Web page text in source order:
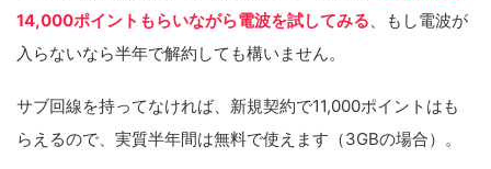
14,000ポイントもらいながら電波を試してみる、もし電波が
入らないなら半年で解約しても構いません。
サブ回線を持ってなければ、新規契約で11,000ポイントはも
らえるので、実質半年間は無料で使えます（3GBの場合）。